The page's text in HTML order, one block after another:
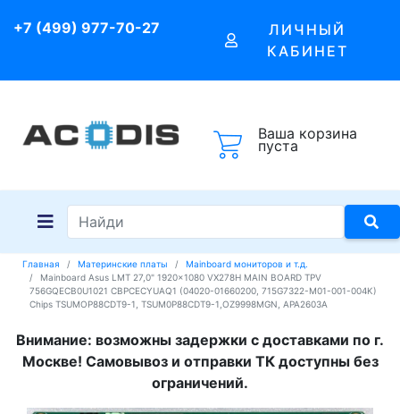
+7 (499) 977-70-27
ЛИЧНЫЙ
КАБИНЕТ
Ваша корзина
пуста
Главная Материнские платы
Mainboard мониторов и т.д.
Mainboard Asus LMT 27,0" 1920x1080 VX278H MAIN BOARD TPV
756GQECB0U1021 CBPCECYUAQ1 (04020-01660200, 715G7322-M01-001-004K)
Chips TSUMOP88CDT9-1, TSUM0P88CDT9-1,OZ9998MGN, APA2603A
Внимание: возможны задержки с доставками по г.
Москве! Самовывоз и отправки ТК доступны без
ограничений.